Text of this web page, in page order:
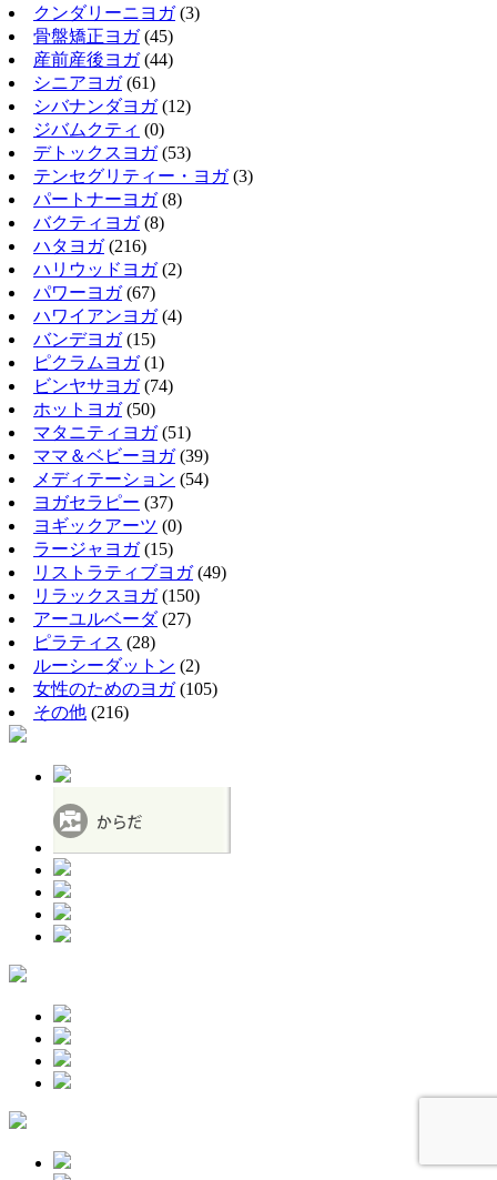
クンダリーニヨガ(3)
骨盤矯正ヨガ(45)
産前産後ヨガ(44)
シニアヨガ(61)
シバナンダヨガ(12)
ジバムクティ (0)
デトックスヨガ(53)
テンセグリティー・ヨガ(3)
パートナーヨガ(8)
バクティヨガ(8)
ハタヨガ(216)
ハリウッドヨガ(2)
パワーヨガ(67)
ハワイアンヨガ(4)
バンデヨガ(15)
ピクラムヨガ(1)
ビンヤサヨガ(74)
ホットヨガ(50)
マタニティヨガ(51)
ママ＆ベビーヨガ(39)
メディテーション (54)
ヨガセラピー (37)
ヨギックアーツ (0)
ラージャヨガ(15)
リストラティブヨガ(49)
リラックスヨガ(150)
アーユルベーダ(27)
ピラティス (28)
ルーシーダットン (2)
女性のためのヨガ(105)
その他 (216)